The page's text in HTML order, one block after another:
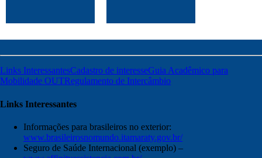
Links InteressantesCadastro de interesseGuia Acadêmico para
Mobilidade OUTRegulamento de Intercâmbio
Links Interessantes
Informações para brasileiros no exterior:
www.brasileirosnomundo.itamaraty.gov.br/
Seguro de Saúde Internacional (exemplo) –